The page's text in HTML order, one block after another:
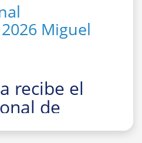
Miguel
recibe el
de
para Jóvenes